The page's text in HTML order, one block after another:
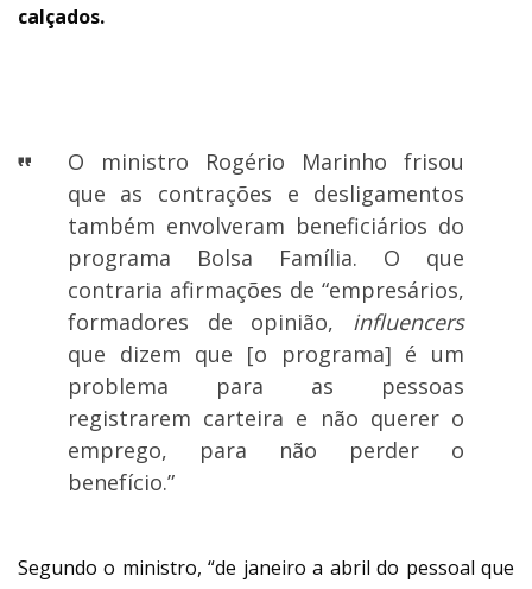
calçados.
O ministro Rogério Marinho frisou
que as contrações e desligamentos
também envolveram beneficiários do
programa Bolsa Família. O que
contraria afirmações de “empresários,
formadores de opinião, influencers
que dizem que [o programa] é um
problema para as pessoas
registrarem carteira e não querer o
emprego, para não perder o
benefício.”
Segundo o ministro, “de janeiro a abril do pessoal que